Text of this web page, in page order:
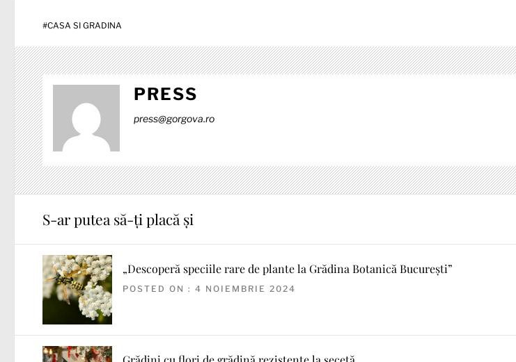
#CASA SI GRADINA
PRESS
press@gorgova.ro
S-ar putea să-ți placă și
„Descoperă speciile rare de plante la Grădina Botanică București”
POSTED ON : 4 NOIEMBRIE 2024